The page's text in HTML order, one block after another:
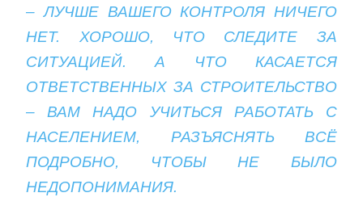
– ЛУЧШЕ ВАШЕГО КОНТРОЛЯ НИЧЕГО
НЕТ. ХОРОШО, ЧТО СЛЕДИТЕ ЗА
СИТУАЦИЕЙ. А ЧТО КАСАЕТСЯ
ОТВЕТСТВЕННЫХ ЗА СТРОИТЕЛЬСТВО
– ВАМ НАДО УЧИТЬСЯ РАБОТАТЬ С
НАСЕЛЕНИЕМ, РАЗЪЯСНЯТЬ ВСЁ
ПОДРОБНО, ЧТОБЫ НЕ БЫЛО
НЕДОПОНИМАНИЯ.